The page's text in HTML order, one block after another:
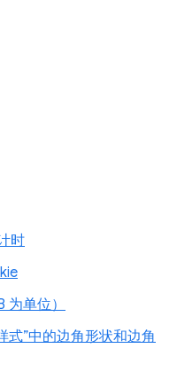
时
单位）
式”中的边角形状和边角